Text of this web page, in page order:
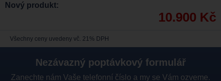
Nový produkt:
10.900 Kč
Všechny ceny uvedeny vč. 21% DPH
Nezávazný poptávkový formulář
Zanechte nám Vaše telefonní číslo a my se Vám ozveme.